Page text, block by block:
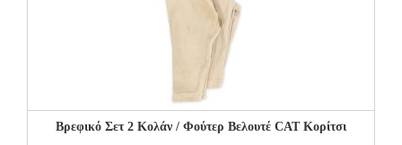
Βρεφικό Σετ 2 Κολάν / Φούτερ Βελουτέ CAT Κορίτσι